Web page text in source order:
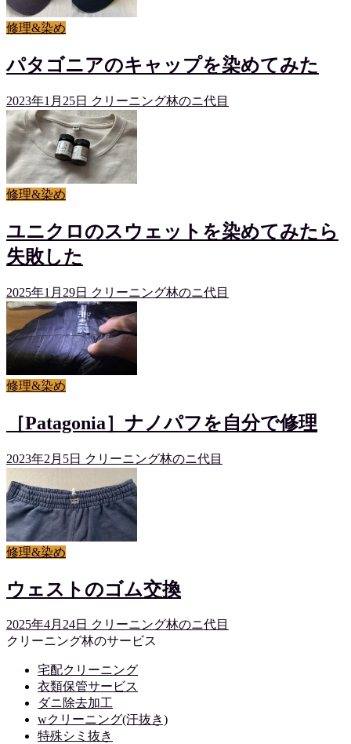
修理&染め
パタゴニアのキャップを染めてみた
2023年1月25日 クリーニング林のニ代目
修理&染め
ユニクロのスウェットを染めてみたら
失敗した
2025年1月29日 クリーニング林のニ代目
修理&染め
［Patagonia］ナノパフを自分で修理
2023年2月5日 クリーニング林のニ代目
修理&染め
ウェストのゴム交換
2025年4月24日 クリーニング林のニ代目
クリーニング林のサービス
宅配クリーニング
衣類保管サービス
ダニ除去加工
wクリーニング(汗抜き)
特殊シミ抜き